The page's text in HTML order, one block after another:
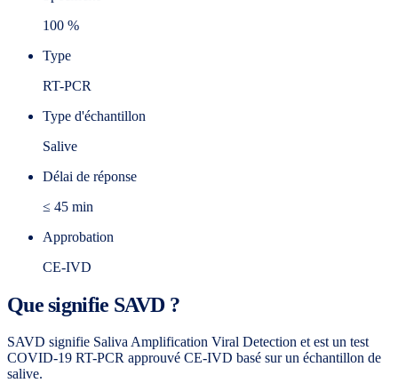
100 %
Type
RT-PCR
Type d'échantillon
Salive
Délai de réponse
≤ 45 min
Approbation
CE-IVD
Que signifie SAVD ?
SAVD signifie Saliva Amplification Viral Detection et est un test
COVID-19 RT-PCR approuvé CE-IVD basé sur un échantillon de
salive.